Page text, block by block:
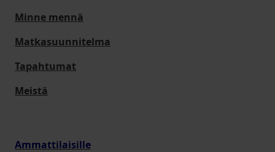
Minne mennä
Matkasuunnitelma
Tapahtumat
Meistä
Ammattilaisille